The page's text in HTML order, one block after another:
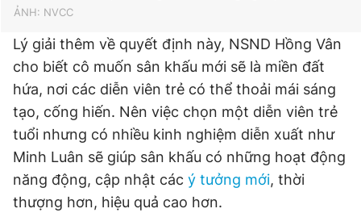
ẢNH: NVCC
Lý giải thêm về quyết định này, NSND Hồng Vân
cho biết cô muốn sân khấu mới sẽ là miền đất
hứa, nơi các diễn viên trẻ có thể thoải mái sáng
tạo, cống hiến. Nên việc chọn một diễn viên trẻ
tuổi nhưng có nhiều kinh nghiệm diễn xuất như
Minh Luân sẽ giúp sân khấu có những hoạt động
năng động, cập nhật các ý tưởng mới, thời
thượng hơn, hiệu quả cao hơn.